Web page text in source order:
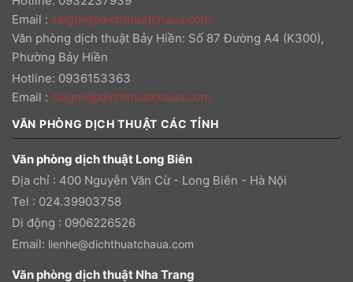
Email : saigon@dichthuatchaua.com
Văn phòng dịch thuật Bảy Hiền: Số 87 Đường A4 (K300),
Phường Bảy Hiền
Hotline: 0936153363
Email : saigon@dichthuatchaua.com
VĂN PHÒNG DỊCH THUẬT CÁC TỈNH
Văn phòng dịch thuật Long Biên
Địa chỉ : 400 Nguyễn Văn Cừ - Long Biên - Hà Nội
Tel : 024.39903758
Di động : 0906226526
Email: lienhe@dichthuatchaua.com
Văn phòng dịch thuật Nha Trang